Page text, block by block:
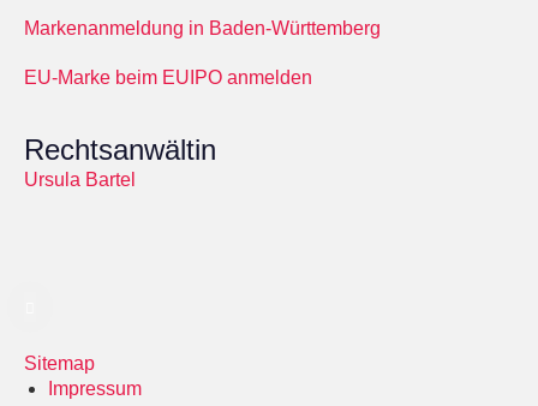
Markenanmeldung in Baden-Württemberg
EU-Marke beim EUIPO anmelden
Rechtsanwältin
Ursula Bartel
Sitemap
Impressum